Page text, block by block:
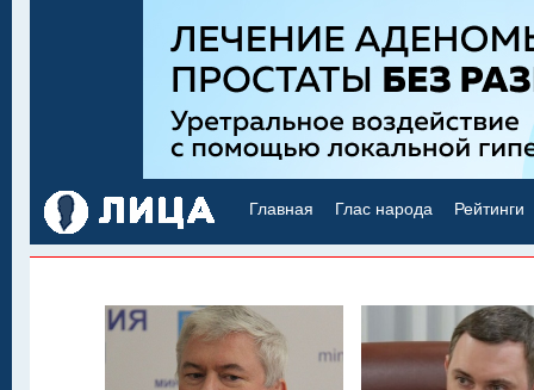
Главная Глас народа Рейтинги